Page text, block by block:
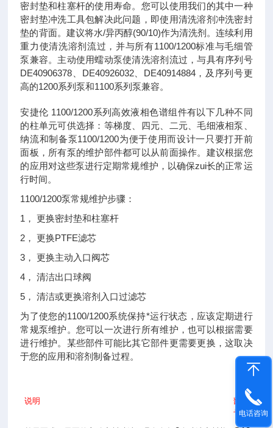
密封垫和柱塞杆的使用寿命。您可以使用我们的其中一种
密封垫冲洗工具包解决此问题，即使用清洗溶剂冲洗密封
垫的背面。建议将水/异丙醇(90/10)作为清洗剂。连续利用
重力使清洗溶剂流过，并与所有1100/1200标准与毛细管
泵兼容。主动使用蠕动泵使清洗溶剂流过，与具有序列号
DE40906378、DE40926032、DE40914884，及序列号更
高的1200系列泵和1100系列泵兼容。
安捷伦 1100/1200系列高效液相色谱组件有以下几种不同
的柱单元可供选择：等梯度、四元、二元、毛细液相泵、
纳流和制备泵1100/1200为便于使用而设计一只要打开前
面板，所有泵的维护部件都可以从前面操作。建议根据您
的应用对这些泵进行定期常规维护，以确保zui长的正常运
行时间。
1100/1200泵常规维护步骤：
1， 更换密封垫和柱塞杆
2， 更换PTFE滤芯
3， 更换主动入口阀芯
4， 清洁出口球阀
5， 清洁或更换溶剂入口过滤芯
为了使您的1100/1200系统保持*运行状态，应该定期进行
常规泵维护。您可以一次进行所有维护，也可以根据需要
进行维护。某些部件可能比其它部件更需要更换，这取决
于您的应用和溶剂制备过程。
说明
部件
号电话咨询